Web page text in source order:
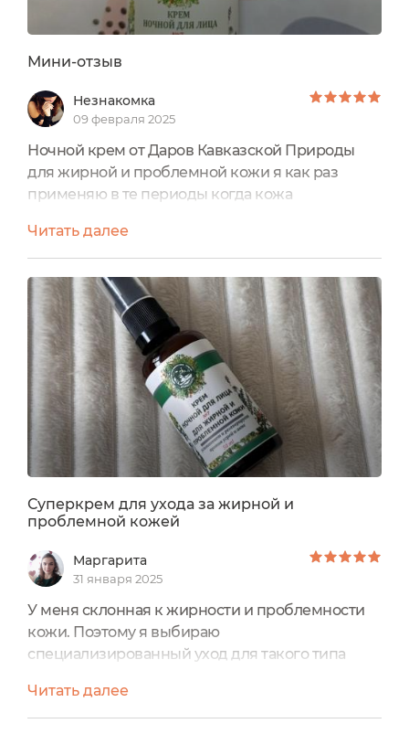
Мини-отзыв
Незнакомка
09 февраля 2025
Ночной крем от Даров Кавказской Природы
для жирной и проблемной кожи я как раз
применяю в те периоды когда кожа
хорошо снимает за ночь воспаления на коже,
питает, освежает ее, не забивает поры, не
жирнит, не создает пленки жирной или липкой
на поверхности кожи. Очень экономичный,
нужна капелька крема всего чтобы хватило на
все лицо.
Читать далее
Суперкрем для ухода за жирной и
проблемной кожей
Маргарита
31 января 2025
У меня склонная к жирности и проблемности
кожи. Поэтому я выбираю
специализированный уход для такого типа
предпочитаю ухаживать при помощи
натуральных средств. Сейчас у меня в ходу
Читать далее